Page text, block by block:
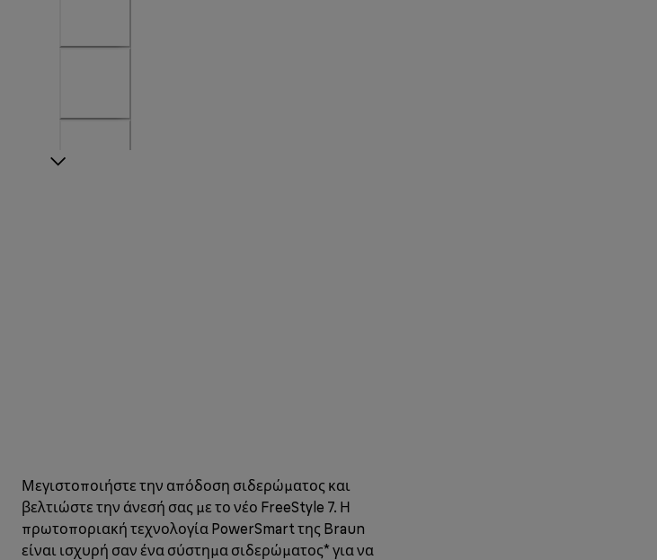
Μεγιστοποιήστε την απόδοση σιδερώματος και
βελτιώστε την άνεσή σας με το νέο FreeStyle 7. Η
πρωτοποριακή τεχνολογία PowerSmart της Braun
είναι ισχυρή σαν ένα σύστημα σιδερώματος* για να